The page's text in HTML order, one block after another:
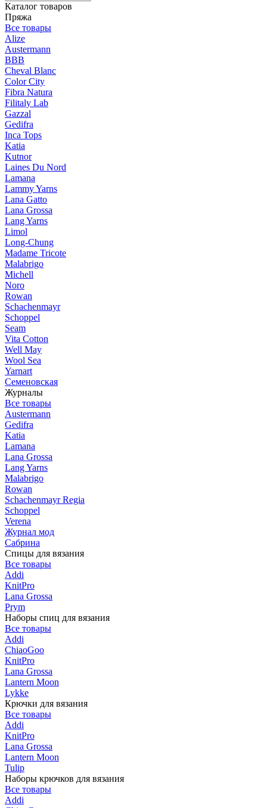
Каталог товаров
Пряжа
Все товары
Alize
Austermann
BBB
Cheval Blanc
Color City
Fibra Natura
Filitaly Lab
Gazzal
Gedifra
Inca Tops
Katia
Kutnor
Laines Du Nord
Lamana
Lammy Yarns
Lana Gatto
Lana Grossa
Lang Yarns
Limol
Long-Chung
Madame Tricote
Malabrigo
Michell
Noro
Rowan
Schachenmayr
Schoppel
Seam
Vita Cotton
Well May
Wool Sea
Yarnart
Семеновская
Журналы
Все товары
Austermann
Gedifra
Katia
Lamana
Lana Grossa
Lang Yarns
Malabrigo
Rowan
Schachenmayr Regia
Schoppel
Verena
Журнал мод
Сабрина
Спицы для вязания
Все товары
Addi
KnitPro
Lana Grossa
Prym
Наборы спиц для вязания
Все товары
Addi
ChiaoGoo
KnitPro
Lana Grossa
Lantern Moon
Lykke
Крючки для вязания
Все товары
Addi
KnitPro
Lana Grossa
Lantern Moon
Tulip
Наборы крючков для вязания
Все товары
Addi